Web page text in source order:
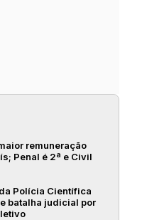
remuneração
Penal é 2ª e Civil
Polícia Científica
batalha judicial por